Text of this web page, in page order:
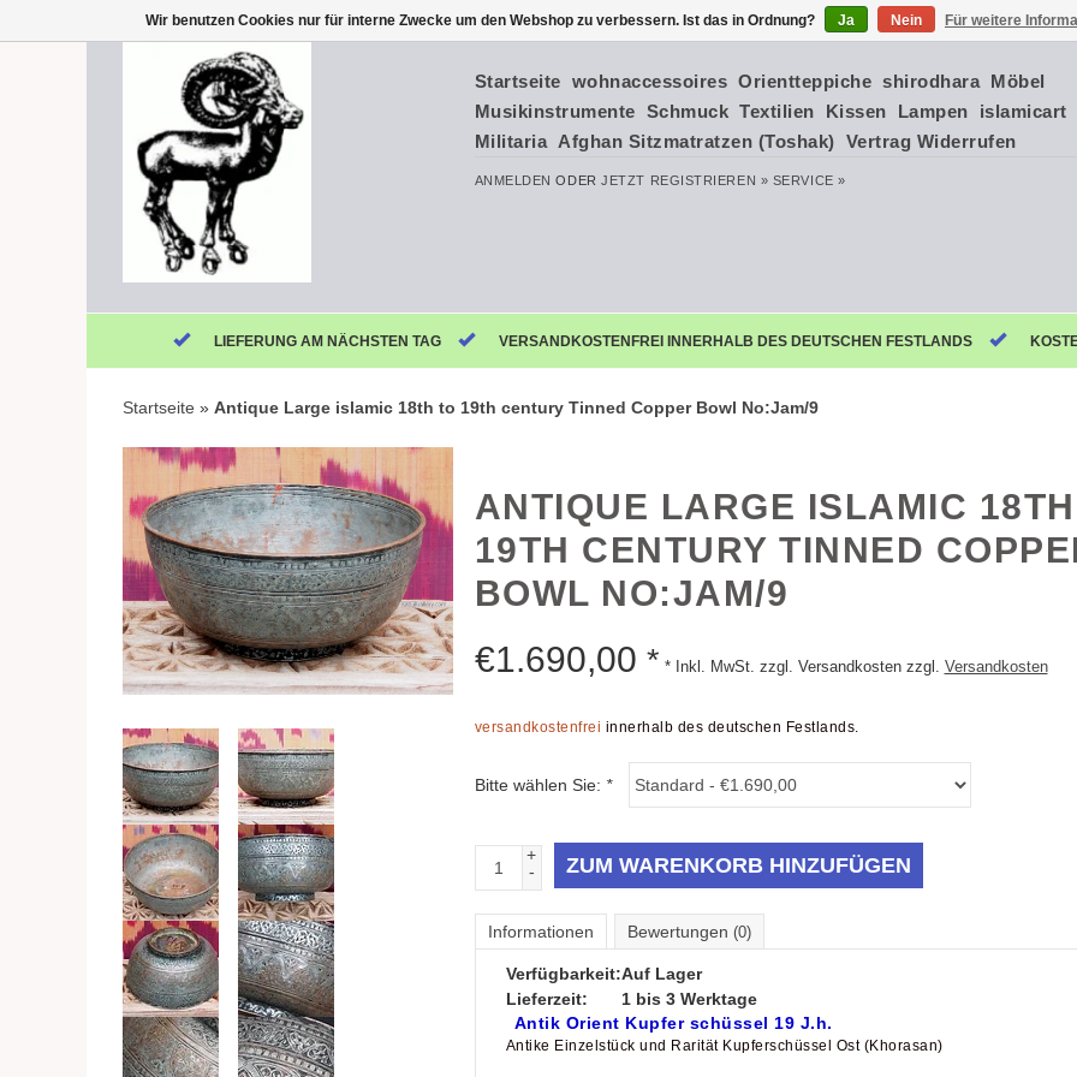
Startseite wohnaccessoires Orientteppiche shirodhara Möbel
Musikinstrumente Schmuck Textilien Kissen Lampen
islamicart
Militaria Afghan Sitzmatratzen (Toshak) Vertrag Widerrufen
ANMELDEN ODERJETZT REGISTRIEREN » SERVICE »
LIEFERUNG AM NÄCHSTEN TAG VERSANDKOSTENFREI INNERHALB DES DEUTSCHEN FESTLANDS
Startseite » Antique Large islamic 18th to 19th century Tinned Copper Bowl No:Jam/9
ANTIQUE LARGE ISLAMIC
19TH CENTURY TINNED
BOWL NO:JAM/9
€1.690,00 * * Inkl. MwSt. zzgl. Versandkosten zzgl. Versandkosten
versandkostenfrei innerhalb des deutschen Festlands.
Bitte wählen Sie: *
+
-
ZUM WARENKORB HINZUFÜGEN
Informationen Bewertungen (0)
Verfügbarkeit:Auf Lager
Lieferzeit:
1 bis 3 Werktage
Antik Orient Kupfer schüssel 19 J.h.
Antike Einzelstück und Rarität Kupferschüssel Ost (Khorasan)
Wir benutzen Cookies nur für interne Zwecke um den Webshop zu verbessern. Ist das in Ordnung? Ja Nein Für weitere